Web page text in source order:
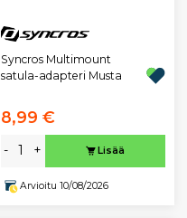
Syncros Multimount
satula-adapteri Musta
8,99 €
- + Lisää
Arvioitu 10/08/2026